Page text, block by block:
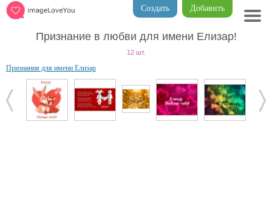
Добавить
Создать
Признание в любви для имени Елизар!
12 шт.
Признания для имени Елизар